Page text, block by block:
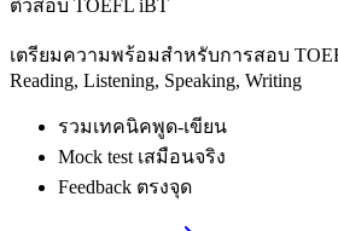
ติวสอบ TOEFL iBT
เตรียมความพร้อมสำหรับการสอบ
Reading, Listening, Speaking, Writing
รวมเทคนิคพูด-เขียน
Mock test เสมือนจริง
Feedback ตรงจุด